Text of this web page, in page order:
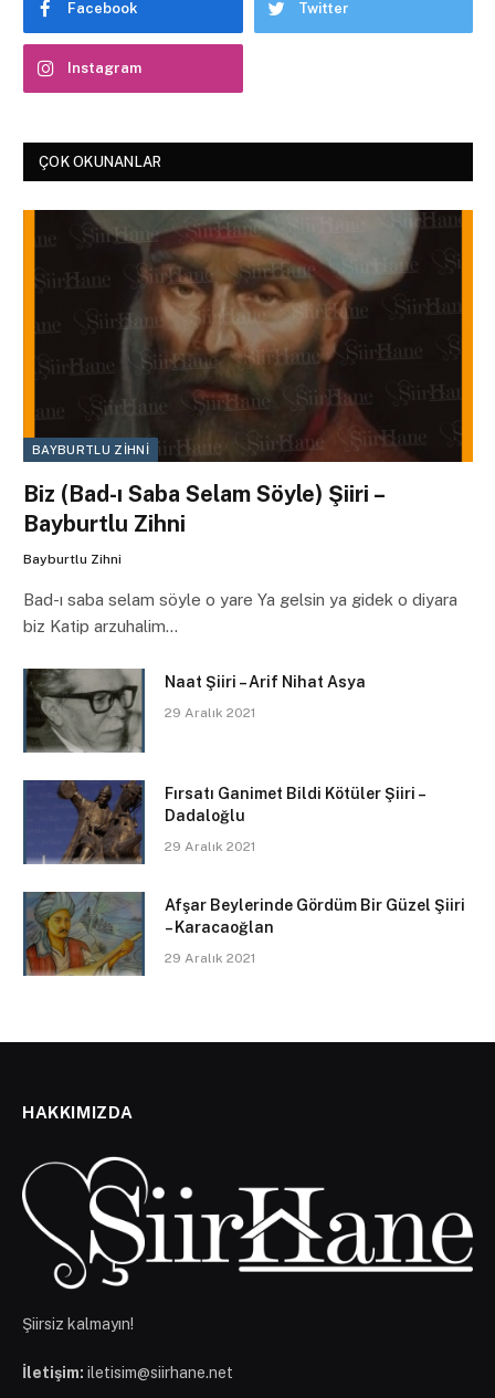
Facebook Twitter
Instagram
ÇOK OKUNANLAR
BAYBURTLU ZIHNI
Biz (Bad-ı Saba Selam Söyle) Şiiri –
Bayburtlu Zihni
Bayburtlu Zihni
Bad-ı saba selam söyle o yare Ya gelsin ya gidek o diyara
biz Katip arzuhalim…
Naat Şiiri – Arif Nihat Asya
29 Aralık 2021
Fırsatı Ganimet Bildi Kötüler Şiiri –
Dadaloğlu
29 Aralık 2021
Afşar Beylerinde Gördüm Bir Güzel Şiiri
– Karacaoğlan
29 Aralık 2021
HAKKIMIZDA
Şiirsiz kalmayın!
İletişim: iletisim@siirhane.net